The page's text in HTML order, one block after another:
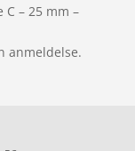
– 25 mm –
anmeldelse.